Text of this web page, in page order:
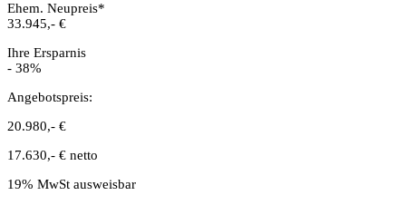
Ehem. Neupreis*
33.945,- €
Ihre Ersparnis
- 38%
Angebotspreis:
20.980,- €
17.630,- € netto
19% MwSt ausweisbar